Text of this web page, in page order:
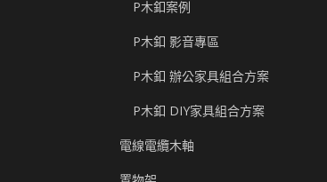
P木釦案例
P木釦 影音專區
P木釦 辦公家具組合方案
P木釦 DIY家具組合方案
電線電纜木軸